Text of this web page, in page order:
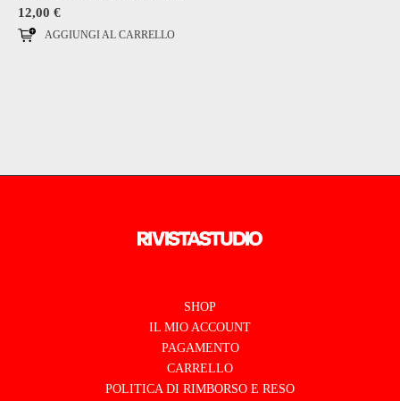
12,00 €
AGGIUNGI AL CARRELLO
SHOP
IL MIO ACCOUNT
PAGAMENTO
CARRELLO
POLITICA DI RIMBORSO E RESO